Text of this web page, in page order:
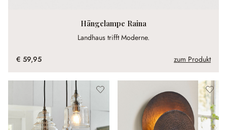
Hängelampe Raina
Landhaus trifft Moderne.
€ 59,95 zum Produkt